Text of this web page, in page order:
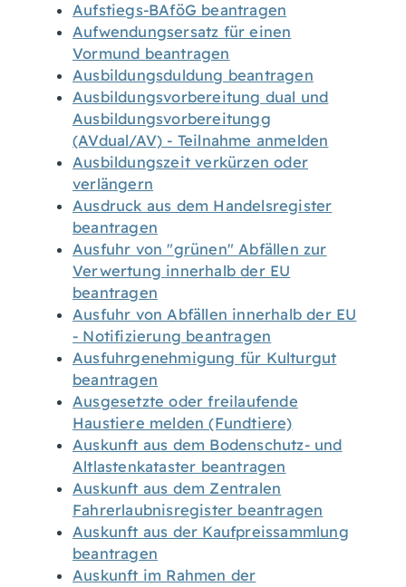
Aufstiegs-BAföG beantragen
Aufwendungsersatz für einen
Vormund beantragen
Ausbildungsduldung beantragen
Ausbildungsvorbereitung dual und
Ausbildungsvorbereitungg
(AVdual/AV) - Teilnahme anmelden
Ausbildungszeit verkürzen oder
verlängern
Ausdruck aus dem Handelsregister
beantragen
Ausfuhr von "grünen" Abfällen zur
Verwertung innerhalb der EU
beantragen
Ausfuhr von Abfällen innerhalb der EU
- Notifizierung beantragen
Ausfuhrgenehmigung für Kulturgut
beantragen
Ausgesetzte oder freilaufende
Haustiere melden (Fundtiere)
Auskunft aus dem Bodenschutz- und
Altlastenkataster beantragen
Auskunft aus dem Zentralen
Fahrerlaubnisregister beantragen
Auskunft aus der Kaufpreissammlung
beantragen
Auskunft im Rahmen der